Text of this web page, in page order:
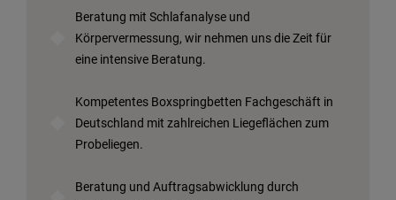
Beratung mit Schlafanalyse und
Körpervermessung, wir nehmen uns die Zeit für
eine intensive Beratung.
Kompetentes Boxspringbetten Fachgeschäft in
Deutschland mit zahlreichen Liegeflächen zum
Probeliegen.
Beratung und Auftragsabwicklung durch